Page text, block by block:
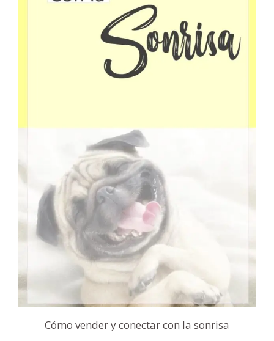
Cómo vender y conectar con la sonrisa